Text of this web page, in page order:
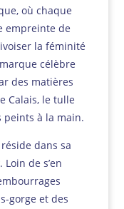
où chaque
empreinte de
la féminité
célèbre
des matières
Calais, le tulle
à la main.
dans sa
. Loin de s’en
gorge et des